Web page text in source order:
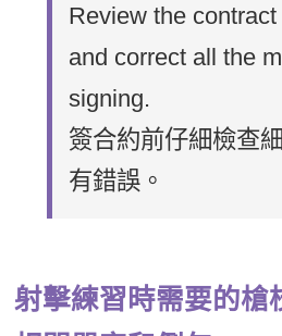
Review the
and correct all the
signing.
簽合約前仔細檢查
有錯誤。
射擊練習時需要的槍